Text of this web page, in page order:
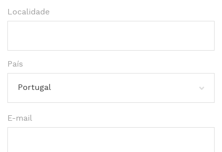
Localidade
País
Portugal
E-mail